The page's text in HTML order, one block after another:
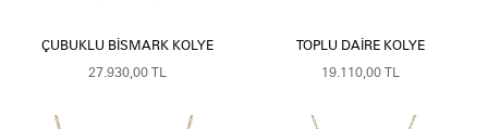
ÇUBUKLU BISMARK KOLYE
27.930,00 TL
TOPLU DAIRE KOLYE
19.110,00 TL